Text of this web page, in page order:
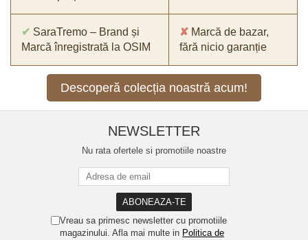
✔ SaraTremo – Brand și
Marcă înregistrată la OSIM
✘ Marcă de bazar,
fără nicio garanție
Descoperă colecția noastră acum!
NEWSLETTER
Nu rata ofertele si promotiile noastre
Vreau sa primesc newsletter cu promotiile
magazinului. Afla mai multe in Politica de